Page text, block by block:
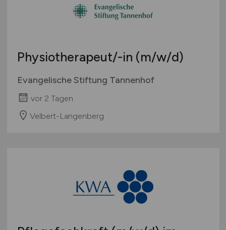
Physiotherapeut/-in (m/w/d)
Evangelische Stiftung Tannenhof
vor 2 Tagen
Velbert-Langenberg